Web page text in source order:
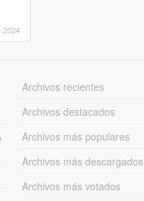
2024
Archivos recientes
Archivos destacados
Archivos más populares
Archivos más descargados
Archivos más votados